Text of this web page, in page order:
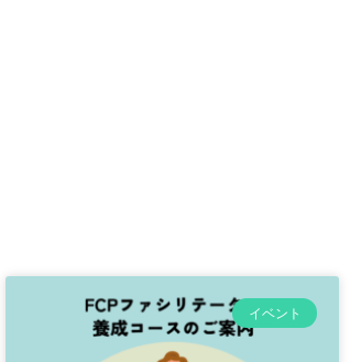
イベント